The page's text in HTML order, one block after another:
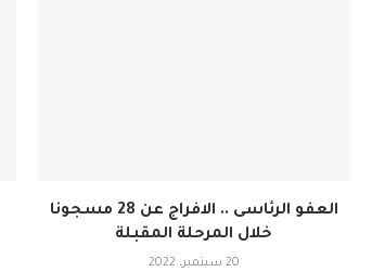
العفو الرئاسى .. الافراج عن 28 مسجونا
خلال المرحلة المقبلة
20 سبتمبر، 2022